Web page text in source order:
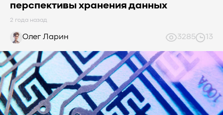
перспективы хранения данных
2 года назад
Олег Ларин 3285 13